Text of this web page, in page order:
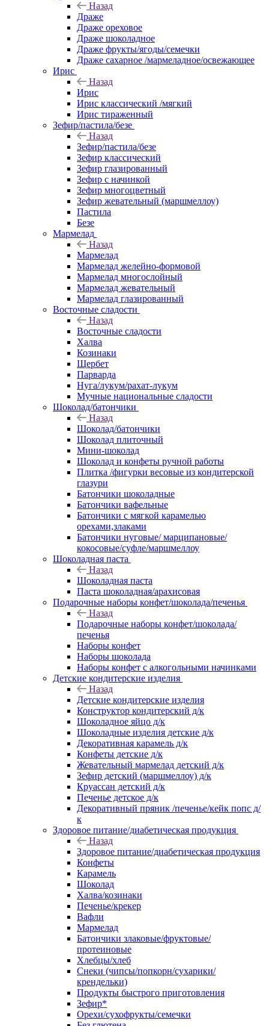
Назад
Драже
Драже ореховое
Драже шоколадное
Драже фрукты/ягоды/семечки
Драже сахарное /мармеладное/освежающее
Ирис
Назад
Ирис
Ирис классический /мягкий
Ирис тираженный
Зефир/пастила/безе
Назад
Зефир/пастила/безе
Зефир классический
Зефир глазированный
Зефир с начинкой
Зефир многоцветный
Зефир жевательный (маршмеллоу)
Пастила
Безе
Мармелад
Назад
Мармелад
Мармелад желейно-формовой
Мармелад многослойный
Мармелад жевательный
Мармелад глазированный
Восточные сладости
Назад
Восточные сладости
Халва
Козинаки
Щербет
Парварда
Нуга/лукум/рахат-лукум
Мучные национальные сладости
Шоколад/батончики
Назад
Шоколад/батончики
Шоколад плиточный
Мини-шоколад
Шоколад и конфеты ручной работы
Плитка /фигурки весовые из кондитерской
глазури
Батончики шоколадные
Батончики вафельные
Батончики с мягкой карамелью
орехами,злаками
Батончики нуговые/ марципановые/
кокосовые/суфле/маршмеллоу
Шоколадная паста
Назад
Шоколадная паста
Паста шоколадная/арахисовая
Подарочные наборы конфет/шоколада/печенья
Назад
Подарочные наборы конфет/шоколада/
печенья
Наборы конфет
Наборы шоколада
Наборы конфет с алкогольными начинками
Детские кондитерские изделия
Назад
Детские кондитерские изделия
Конструктор кондитерский д/к
Шоколадное яйцо д/к
Шоколадные изделия детские д/к
Декоративная карамель д/к
Конфеты детские д/к
Жевательный мармелад детский д/к
Зефир детский (маршмеллоу) д/к
Круассан детский д/к
Печенье детское д/к
Декоративный пряник /печенье/кейк попс д/
к
Здоровое питание/диабетическая продукция
Назад
Здоровое питание/диабетическая продукция
Конфеты
Карамель
Шоколад
Халва/козинаки
Печенье/крекер
Вафли
Мармелад
Батончики злаковые/фруктовые/
протеиновые
Хлебцы/хлеб
Снеки (чипсы/попкорн/сухарики/
крендельки)
Продукты быстрого приготовления
Зефир*
Орехи/сухофрукты/семечки